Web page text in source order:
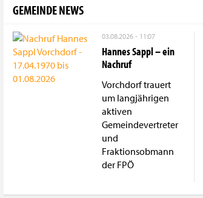
GEMEINDE NEWS
03.08.2026 - 11:07
Hannes Sappl – ein
Nachruf
Vorchdorf trauert
um langjährigen
aktiven
Gemeindevertreter
und
Fraktionsobmann
der FPÖ